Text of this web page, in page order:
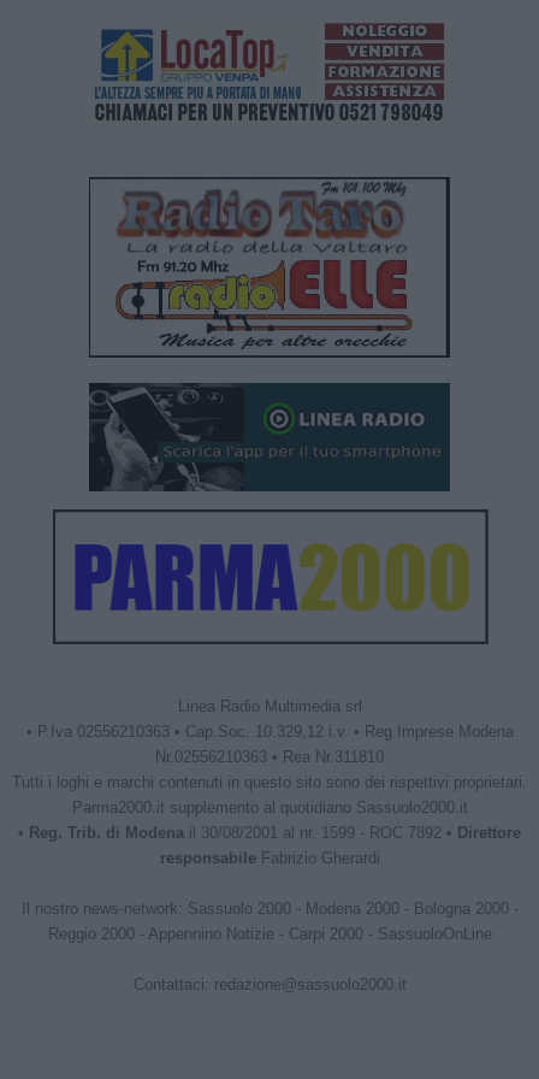
Linea Radio Multimedia srl
• P.Iva 02556210363 • Cap.Soc. 10.329,12 i.v. • Reg.Imprese Modena
Nr.02556210363 • Rea Nr.311810
Tutti i loghi e marchi contenuti in questo sito sono dei rispettivi proprietari.
Parma2000.it supplemento al quotidiano Sassuolo2000.it
• Reg. Trib. di Modena il 30/08/2001 al nr. 1599 - ROC 7892 • Direttore
responsabileFabrizio Gherardi
Il nostro news-network: Sassuolo 2000- Modena 2000- Bologna 2000-
Reggio 2000- Appennino Notizie - Carpi 2000- SassuoloOnLine
Contattaci: redazione@sassuolo2000.it